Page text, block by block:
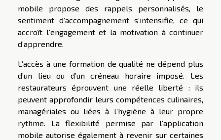
mobile propose des rappels personnalisés, le
sentiment d’accompagnement s’intensifie, ce qui
accroît l’engagement et la motivation à continuer
d’apprendre.
L’accès à une formation de qualité ne dépend plus
d’un lieu ou d’un créneau horaire imposé. Les
restaurateurs éprouvent une réelle liberté : ils
peuvent approfondir leurs compétences culinaires,
managériales ou liées à l’hygiène à leur propre
rythme. La flexibilité permise par l’application
mobile autorise également à revenir sur certaines